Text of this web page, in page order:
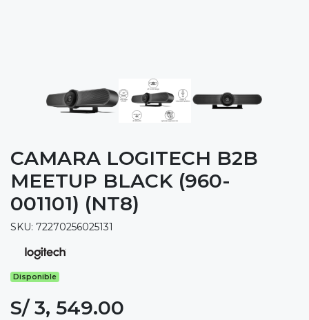
CAMARA LOGITECH B2B
MEETUP BLACK (960-
001101) (NT8)
SKU: 72270256025131
Disponible
S/ 3, 549.00